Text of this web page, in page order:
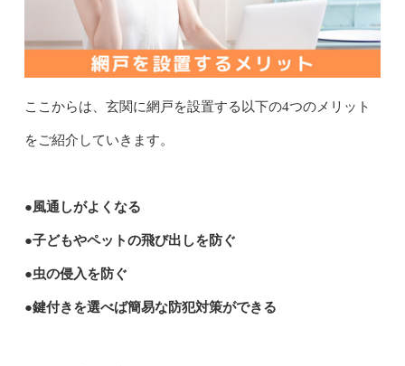
ここからは、玄関に網戸を設置する以下の4つのメリット
をご紹介していきます。
●風通しがよくなる
●子どもやペットの飛び出しを防ぐ
●虫の侵入を防ぐ
●鍵付きを選べば簡易な防犯対策ができる